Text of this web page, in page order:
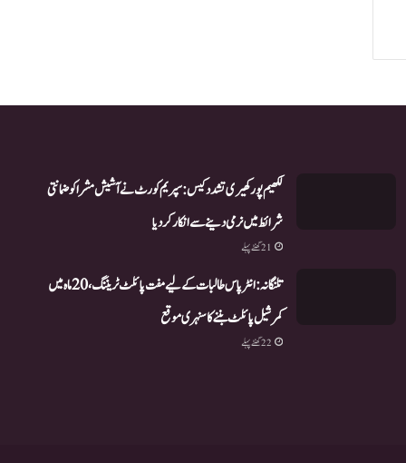
لکھیم پور کھیری تشدد کیس: سپریم کورٹ نے آشیش مشرا کو ضمانتی
شرائط میں نرمی دینے سے انکار کر دیا
21 گھنٹے پہلے
تلنگانہ: انٹر پاس طالبات کے لیے مفت پائلٹ ٹریننگ، 20 ماہ میں
کمرشیل پائلٹ بننے کا سنہری موقع
22 گھنٹے پہلے